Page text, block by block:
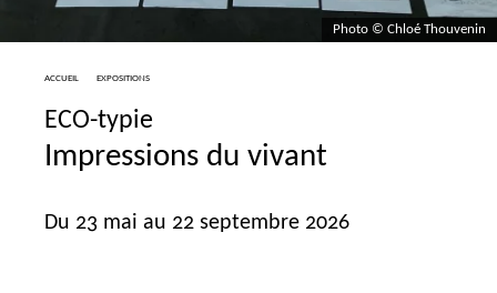
Photo © Chloé Thouvenin
ACCUEIL EXPOSITIONS
ECO-typie
Impressions du vivant
Du 23 mai au 22 septembre 2026